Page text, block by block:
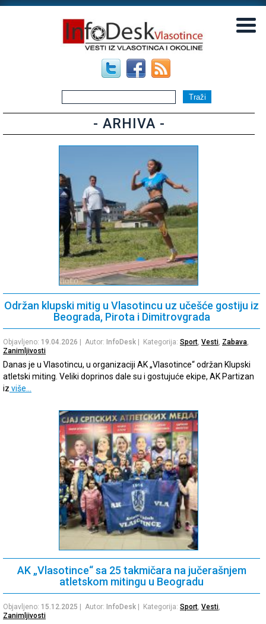
- ARHIVA -
Održan klupski mitig u Vlasotincu uz učešće gostiju iz
Beograda, Pirota i Dimitrovgrada
Objavljeno: 19.04.2026 | Autor: InfoDesk | Kategorija: Sport, Vesti, Zabava,
Zanimljivosti
Danas je u Vlasotincu, u organizaciji AK „Vlasotince“ održan Klupski
atletski miting. Veliki doprinos dale su i gostujuće ekipe, AK Partizan
iz više…
AK „Vlasotince“ sa 25 takmičara na jučerašnjem
atletskom mitingu u Beogradu
Objavljeno: 15.12.2025 | Autor: InfoDesk | Kategorija: Sport, Vesti,
Zanimljivosti